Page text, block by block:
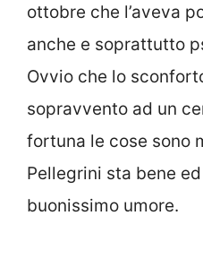
ottobre che l’aveva
anche e soprattutto
Ovvio che lo
sopravvento ad un
fortuna le cose sono
Pellegrini sta bene
buonissimo umore.